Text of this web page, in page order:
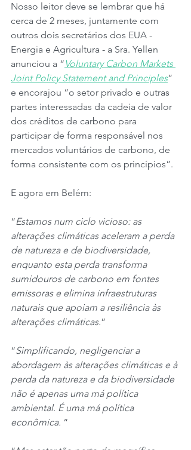
Nosso leitor deve se lembrar que há
cerca de 2 meses, juntamente com
outros dois secretários dos EUA -
Energia e Agricultura - a Sra. Yellen
anunciou a “Voluntary Carbon Markets
Joint Policy Statement and Principles”
e encorajou “o setor privado e outras
partes interessadas da cadeia de valor
dos créditos de carbono para
participar de forma responsável nos
mercados voluntários de carbono, de
forma consistente com os princípios”.
E agora em Belém:
“Estamos num ciclo vicioso: as
alterações climáticas aceleram a perda
de natureza e de biodiversidade,
enquanto esta perda transforma
sumidouros de carbono em fontes
emissoras e elimina infraestruturas
naturais que apoiam a resiliência às
alterações climáticas.”
“Simplificando, negligenciar a
abordagem às alterações climáticas e à
perda da natureza e da biodiversidade
não é apenas uma má política
ambiental. É uma má política
econômica. “